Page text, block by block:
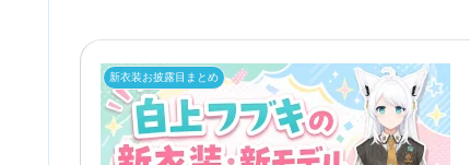
新衣装お披露目まとめ